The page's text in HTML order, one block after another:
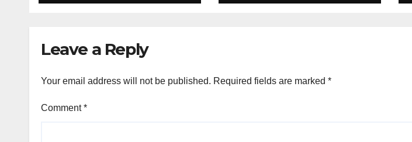
Leave a Reply
Your email address will not be published. Required fields are marked *
Comment*